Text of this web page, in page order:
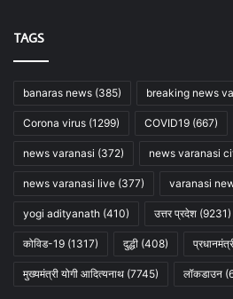
TAGS
banaras news (385) breaking news
Corona virus (1299) COVID19 (667)
news varanasi (372) news varanasi
news varanasi live (377) varanasi
yogi adityanath (410) उत्तर प्रदेश (9231)
कोविड-19 (1317) दुद्धी (408)
मुख्यमंत्री योगी आदित्यनाथ (7745) लॉकडाउन